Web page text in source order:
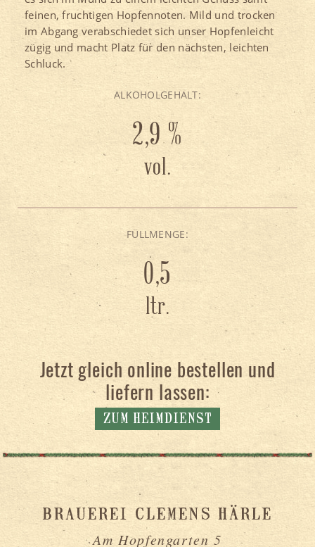
feinen, fruchtigen Hopfennoten. Mild und trocken
im Abgang verabschiedet sich unser Hopfenleicht
zügig und macht Platz für den nächsten, leichten
Schluck.
ALKOHOLGEHALT:
2,9 %
vol.
FÜLLMENGE:
0,5
ltr.
Jetzt gleich online bestellen und
liefern lassen:
ZUM HEIMDIENST
BRAUEREI CLEMENS HÄRLE
Am Hopfengarten 5